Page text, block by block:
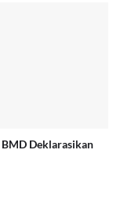
BMD Deklarasikan